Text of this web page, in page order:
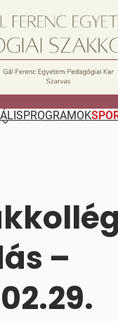
PROGRAMOK
–